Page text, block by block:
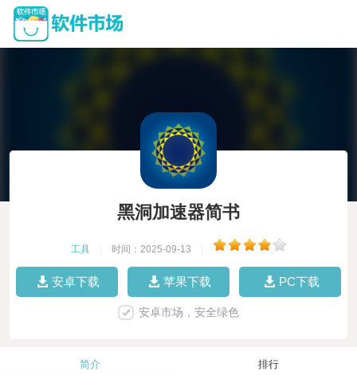
黑洞加速器简书
工具 时间：2025-09-13
安卓下载 苹果下载 PC下载
安卓市场，安全绿色
简介 排行